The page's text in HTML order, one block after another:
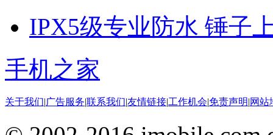
IPX5级专业防水 锤子
手机之家
关于我们|广告服务|联系我们|友情链接|工作机会|免责声明|网站